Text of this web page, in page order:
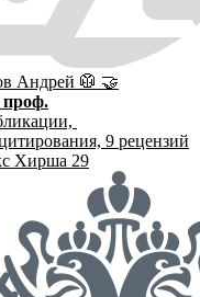
Андрей 🥼 🤝
проф.
9 рецензий
Хирша 29